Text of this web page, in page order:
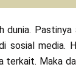
sosial
terkait. Maka